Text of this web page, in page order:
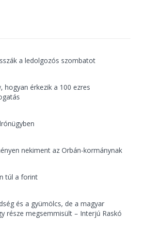
a ledolgozós szombatot
hogyan érkezik a 100 ezres
nekiment az Orbán-kormánynak
túl a forint
és a gyümölcs, de a magyar
része megsemmisült – Interjú Raskó